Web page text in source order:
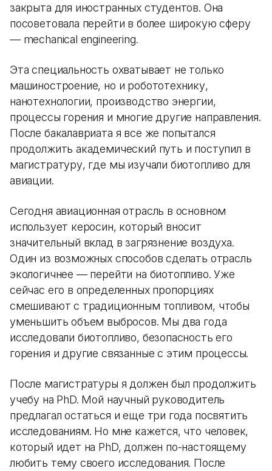
закрыта для иностранных студентов. Она
посоветовала перейти в более широкую сферу
— mechanical engineering.
Эта специальность охватывает не только
машиностроение, но и робототехнику,
нанотехнологии, производство энергии,
процессы горения и многие другие направления.
После бакалавриата я все же попытался
продолжить академический путь и поступил в
магистратуру, где мы изучали биотопливо для
авиации.
Сегодня авиационная отрасль в основном
использует керосин, который вносит
значительный вклад в загрязнение воздуха.
Один из возможных способов сделать отрасль
экологичнее — перейти на биотопливо. Уже
сейчас его в определенных пропорциях
смешивают с традиционным топливом, чтобы
уменьшить объем выбросов. Мы два года
исследовали биотопливо, безопасность его
горения и другие связанные с этим процессы.
После магистратуры я должен был продолжить
учебу на PhD. Мой научный руководитель
предлагал остаться и еще три года посвятить
исследованиям. Но мне кажется, что человек,
который идет на PhD, должен по-настоящему
любить тему своего исследования. После